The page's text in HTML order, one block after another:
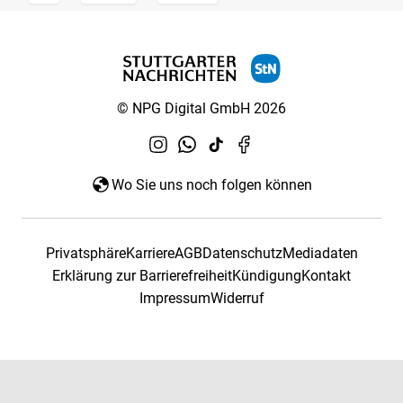
© NPG Digital GmbH 2026
Wo Sie uns noch folgen können
PrivatsphäreKarriereAGBDatenschutzMediadaten
Erklärung zur BarrierefreiheitKündigungKontakt
ImpressumWiderruf